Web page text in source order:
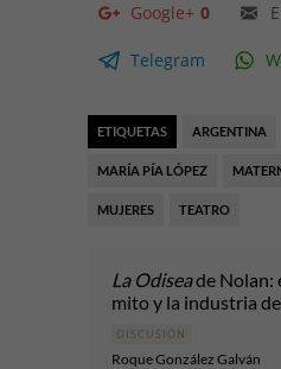
Google+ 0
Telegram
ETIQUETAS ARGENTINA
MARÍA PÍA LÓPEZ
MUJERES TEATRO
La Odiseade Nolan:
mito y la industria
DISCUSIÓN
Roque González Galván